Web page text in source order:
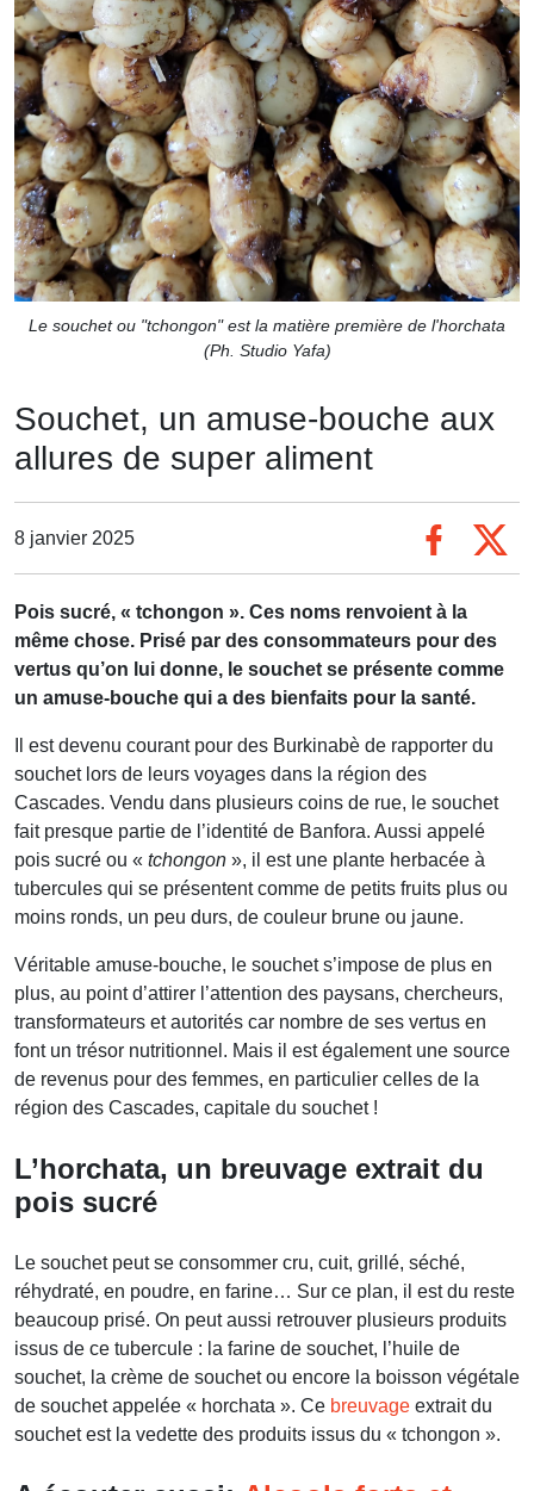
Le souchet ou "tchongon" est la matière première de l'horchata
(Ph. Studio Yafa)
Souchet, un amuse-bouche aux
allures de super aliment
8 janvier 2025
Pois sucré, « tchongon ». Ces noms renvoient à la
même chose. Prisé par des consommateurs pour des
vertus qu’on lui donne, le souchet se présente comme
un amuse-bouche qui a des bienfaits pour la santé.
Il est devenu courant pour des Burkinabè de rapporter du
souchet lors de leurs voyages dans la région des
Cascades. Vendu dans plusieurs coins de rue, le souchet
fait presque partie de l’identité de Banfora. Aussi appelé
pois sucré ou « tchongon », il est une plante herbacée à
tubercules qui se présentent comme de petits fruits plus ou
moins ronds, un peu durs, de couleur brune ou jaune.
Véritable amuse-bouche, le souchet s’impose de plus en
plus, au point d’attirer l’attention des paysans, chercheurs,
transformateurs et autorités car nombre de ses vertus en
font un trésor nutritionnel. Mais il est également une source
de revenus pour des femmes, en particulier celles de la
région des Cascades, capitale du souchet !
L’horchata, un breuvage extrait du
pois sucré
Le souchet peut se consommer cru, cuit, grillé, séché,
réhydraté, en poudre, en farine… Sur ce plan, il est du reste
beaucoup prisé. On peut aussi retrouver plusieurs produits
issus de ce tubercule : la farine de souchet, l’huile de
souchet, la crème de souchet ou encore la boisson végétale
de souchet appelée « horchata ». Ce breuvage extrait du
souchet est la vedette des produits issus du « tchongon ».